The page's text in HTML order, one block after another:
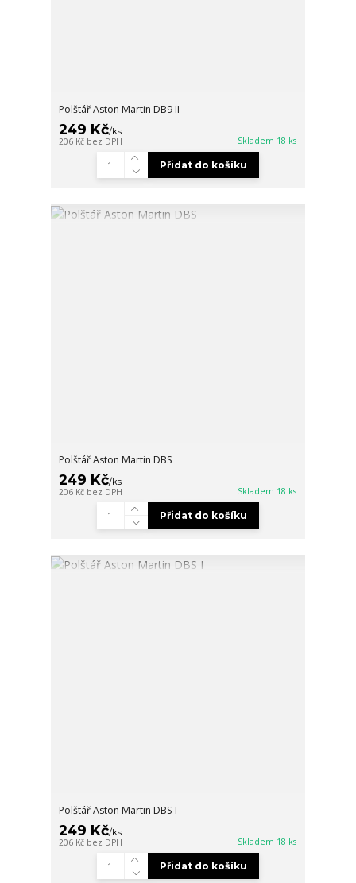
Polštář Aston Martin DB9 II
249 Kč/ks
206 Kč bez DPH Skladem 18 ks
Přidat do košíku
Polštář Aston Martin DBS
249 Kč/ks
206 Kč bez DPH Skladem 18 ks
Přidat do košíku
Polštář Aston Martin DBS I
249 Kč/ks
206 Kč bez DPH Skladem 18 ks
Přidat do košíku